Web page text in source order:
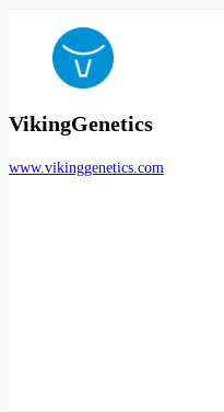
VikingGenetics
www.vikinggenetics.com